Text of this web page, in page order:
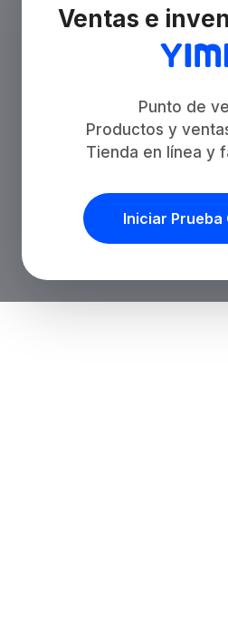
Ventas e
Punto de
Productos y
Tienda en línea y
Iniciar Prueba